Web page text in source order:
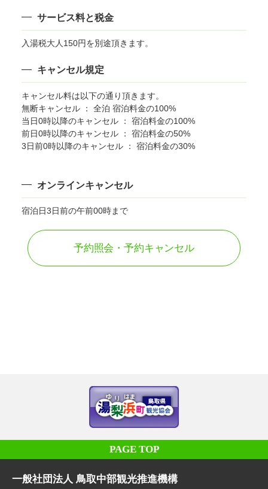
サービス料と税金
入湯税大人150円を別途頂きます。
キャンセル規定
キャンセル料は以下の通り頂きます。
無断キャンセル ： 全泊 宿泊料金の100%
当日0時以降のキャンセル ： 宿泊料金の100%
前日0時以降のキャンセル ： 宿泊料金の50%
3日前0時以降のキャンセル ： 宿泊料金の30%
オンラインキャンセル
宿泊日3日前の午前00時まで
予約照会・予約キャンセル
PAGE TOP
一般社団法人 鳥取中部観光推進機構